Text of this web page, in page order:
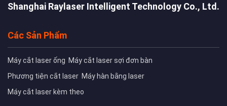
Shanghai Raylaser Intelligent Technology Co., Ltd.
Các Sản Phẩm
Máy cắt laser ống Máy cắt laser sợi đơn bàn
Phương tiện cắt laser Máy hàn bằng laser
Máy cắt laser kèm theo